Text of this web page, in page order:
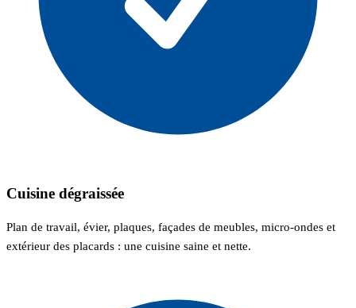
Cuisine dégraissée
Plan de travail, évier, plaques, façades de meubles, micro-ondes et
extérieur des placards : une cuisine saine et nette.